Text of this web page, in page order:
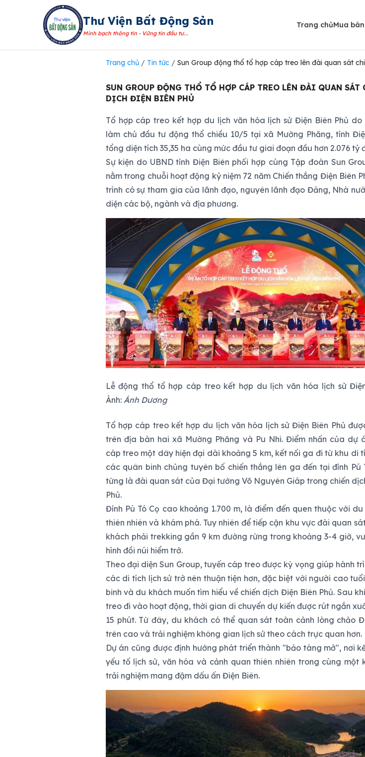
Thư Viện Bất Động Sản
Minh bạch thông tin - Vững tin đầu tư...
Trang chủMua bán
Trang chủ/ Tin tức/ Sun Group động thổ tổ hợp cáp treo lên đài quan sát
SUN GROUP ĐỘNG THỔ TỔ HỢP CÁP TREO LÊN ĐÀI QUAN SÁT
DỊCH ĐIỆN BIÊN PHỦ
Tổ hợp cáp treo kết hợp du lịch văn hóa lịch sử Điện Biên Phủ do
làm chủ đầu tư động thổ chiều 10/5 tại xã Mường Phăng, tỉnh
tổng diện tích 35,35 ha cùng mức đầu tư giai đoạn đầu hơn 2.076 tỷ
Sự kiện do UBND tỉnh Điện Biên phối hợp cùng Tập đoàn Sun
nằm trong chuỗi hoạt động kỷ niệm 72 năm Chiến thắng Điện Biên
trình có sự tham gia của lãnh đạo, nguyên lãnh đạo Đảng, Nhà
diện các bộ, ngành và địa phương.
Lễ động thổ tổ hợp cáp treo kết hợp du lịch văn hóa lịch sử
Ảnh:Ánh Dương
Tổ hợp cáp treo kết hợp du lịch văn hóa lịch sử Điện Biên Phủ
trên địa bàn hai xã Mường Phăng và Pu Nhi. Điểm nhấn của dự
cáp treo một dây hiện đại dài khoảng 5 km, kết nối ga đi từ khu di
các quân binh chủng tuyên bố chiến thắng lên ga đến tại đỉnh Pú
từng là đài quan sát của Đại tướng Võ Nguyên Giáp trong chiến
Phủ.
Đỉnh Pú Tó Cọ cao khoảng 1.700 m, là điểm đến quen thuộc với
thiên nhiên và khám phá. Tuy nhiên để tiếp cận khu vực đài quan
khách phải trekking gần 9 km đường rừng trong khoảng 3-4 giờ,
hình đồi núi hiểm trở.
Theo đại diện Sun Group, tuyến cáp treo được kỳ vọng giúp hành
các di tích lịch sử trở nên thuận tiện hơn, đặc biệt với người cao
binh và du khách muốn tìm hiểu về chiến dịch Điện Biên Phủ. Sau
treo đi vào hoạt động, thời gian di chuyển dự kiến được rút ngắn
15 phút. Từ đây, du khách có thể quan sát toàn cảnh lòng chảo
trên cao và trải nghiệm không gian lịch sử theo cách trực quan hơn.
Dự án cũng được định hướng phát triển thành "bảo tàng mở", nơi
yếu tố lịch sử, văn hóa và cảnh quan thiên nhiên trong cùng một
trải nghiệm mang đậm dấu ấn Điện Biên.